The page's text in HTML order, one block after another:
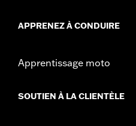
APPRENEZ À CONDUIRE
Apprentissage moto
SOUTIEN À LA CLIENTÈLE